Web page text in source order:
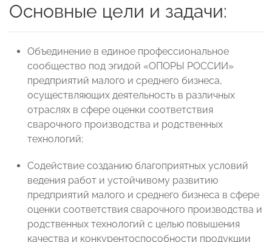
Основные цели и задачи:
Объединение в единое профессиональное
сообщество под эгидой «ОПОРЫ РОССИИ»
предприятий малого и среднего бизнеса,
осуществляющих деятельность в различных
отраслях в сфере оценки соответствия
сварочного производства и родственных
технологий;
Содействие созданию благоприятных условий
ведения работ и устойчивому развитию
предприятий малого и среднего бизнеса в сфере
оценки соответствия сварочного производства и
родственных технологий с целью повышения
качества и конкурентоспособности продукции